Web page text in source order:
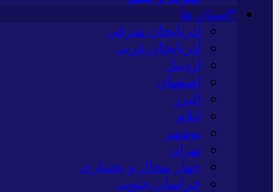
*استان ها
آذربایجان شرقی
آذربایجان غربی
اردبیل
اصفهان
البرز
ایلام
بوشهر
تهران
چهار محال و بختیاری
خراسان جنوبی